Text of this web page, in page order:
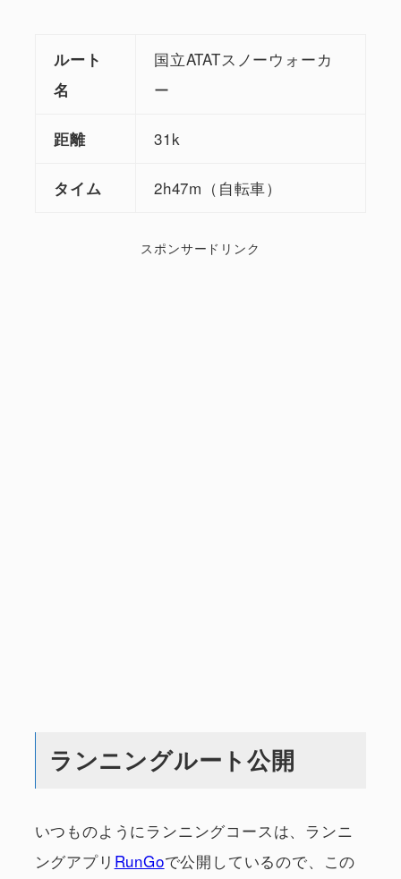
ルート
名
国立ATATスノーウォーカ
ー
距離 31k
タイム 2h47m（自転車）
スポンサードリンク
ランニングルート公開
いつものようにランニングコースは、ランニ
ングアプリ RunGoで公開しているので、この